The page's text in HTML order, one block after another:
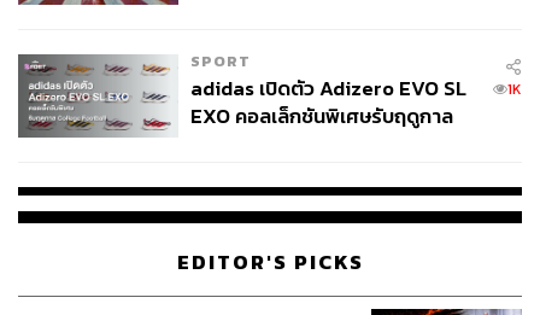
SPORT
adidas เปิดตัว Adizero EVO SL
EXO คอลเล็กชันพิเศษรับฤดูกาล
1K
EDITOR'S PICKS